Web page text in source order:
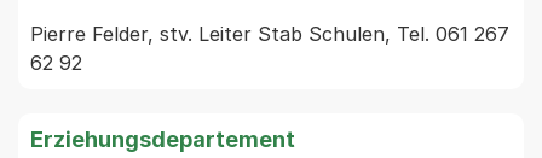
Pierre Felder, stv. Leiter Stab Schulen, Tel. 061 267
62 92
Erziehungsdepartement